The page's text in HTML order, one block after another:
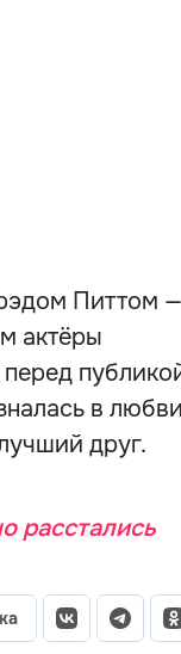
Питтом —
актёры
в любви
друг.
расстались